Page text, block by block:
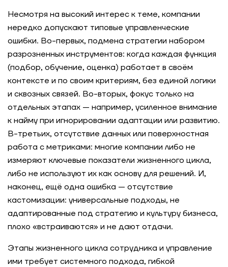
Несмотря на высокий интерес к теме, компании
нередко допускают типовые управленческие
ошибки. Во-первых, подмена стратегии набором
разрозненных инструментов: когда каждая функция
(подбор, обучение, оценка) работает в своём
контексте и по своим критериям, без единой логики
и сквозных связей. Во-вторых, фокус только на
отдельных этапах — например, усиленное внимание
к найму при игнорировании адаптации или развитию.
В-третьих, отсутствие данных или поверхностная
работа с метриками: многие компании либо не
измеряют ключевые показатели жизненного цикла,
либо не используют их как основу для решений. И,
наконец, ещё одна ошибка — отсутствие
кастомизации: универсальные подходы, не
адаптированные под стратегию и культуру бизнеса,
плохо «встраиваются» и не дают отдачи.
Этапы жизненного цикла сотрудника и управление
ими требует системного подхода, гибкой